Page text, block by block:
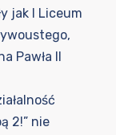
jak I Liceum
Pawła II
2!” nie